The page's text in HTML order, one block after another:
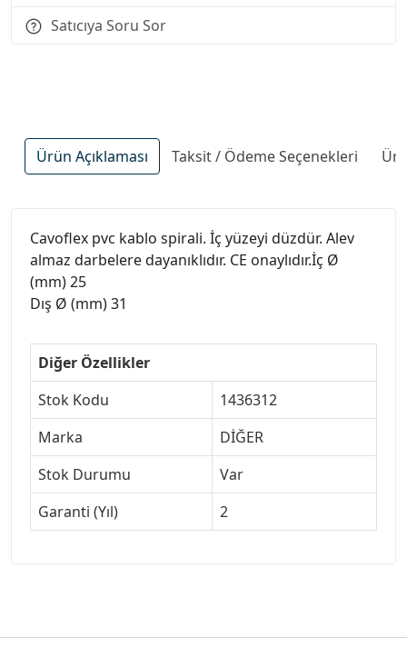
Satıcıya Soru Sor
Ürün Açıklaması Taksit / Ödeme Seçenekleri
Cavoflex pvc kablo spirali. İç yüzeyi düzdür. Alev
almaz darbelere dayanıklıdır. CE onaylıdır.İç Ø
(mm) 25
Dış Ø (mm) 31
Diğer Özellikler
Stok Kodu
1436312
Marka
DİĞER
Stok Durumu
Var
Garanti (Yıl)
2